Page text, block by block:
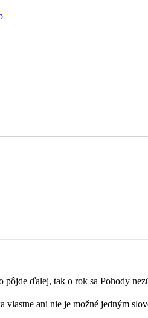
ďalej, tak o rok sa Pohody
ani nie je možné jedným